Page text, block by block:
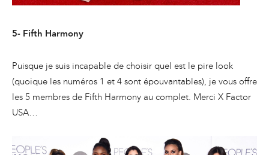
5- Fifth Harmony
Puisque je suis incapable de choisir quel est le pire look
(quoique les numéros 1 et 4 sont épouvantables), je vous offre
les 5 membres de Fifth Harmony au complet. Merci X Factor
USA…